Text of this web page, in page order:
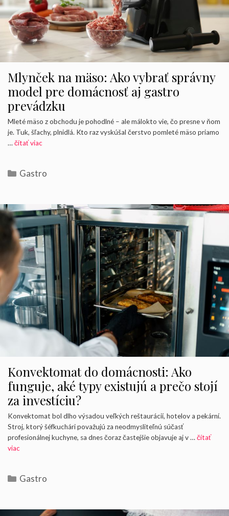
Mlynček na mäso: Ako vybrať správny
model pre domácnosť aj gastro
prevádzku
Mleté mäso z obchodu je pohodlné – ale málokto vie, čo presne v ňom
je. Tuk, šľachy, plnidlá. Kto raz vyskúšal čerstvo pomleté mäso priamo
… čítať viac
Kategórie
Gastro
Konvektomat do domácnosti: Ako
funguje, aké typy existujú a prečo stojí
za investíciu?
Konvektomat bol dlho výsadou veľkých reštaurácií, hotelov a pekární.
Stroj, ktorý šéfkuchári považujú za neodmysliteľnú súčasť
profesionálnej kuchyne, sa dnes čoraz častejšie objavuje aj v … čítať
viac
Kategórie
Gastro